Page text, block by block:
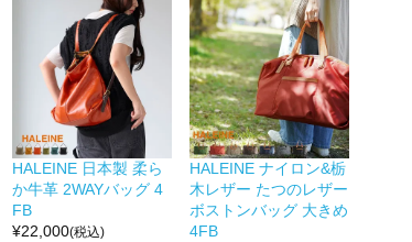
HALEINE 日本製 柔ら
か牛革 2WAYバッグ 4
FB
¥22,000(税込)
HALEINE ナイロン&栃
木レザー たつのレザー
ボストンバッグ 大きめ
4FB